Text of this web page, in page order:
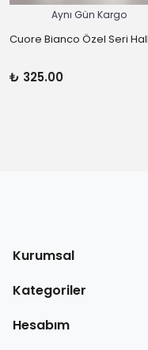
Aynı Gün Kargo
Cuore Bianco Özel Seri
₺ 325.00
Kurumsal
Kategoriler
Hesabım